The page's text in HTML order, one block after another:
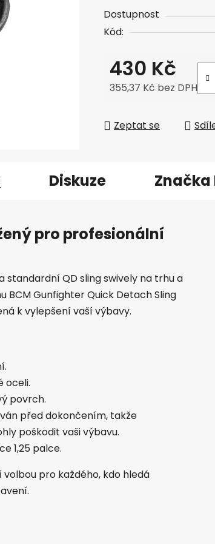
Dostupnost
Kód:
430 Kč
355,37 Kč bez DPH
Zeptat se
Diskuze Značka
pro profesionální
QD sling swively na trhu a
BCM Gunfighter Quick Detach Sling
k vylepšení vaší výbavy.
oceli.
povrch.
před dokončením, takže
poškodit vaši výbavu.
1,25 palce.
volbou pro každého, kdo hledá